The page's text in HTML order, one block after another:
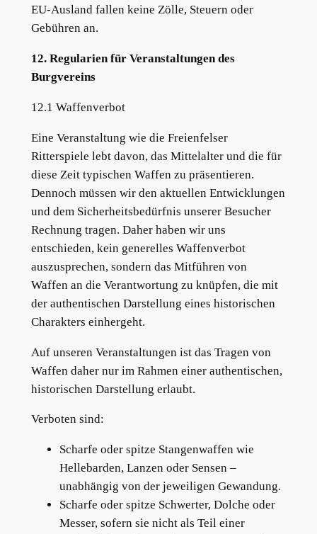
EU-Ausland fallen keine Zölle, Steuern oder
Gebühren an.
12. Regularien für Veranstaltungen des
Burgvereins
12.1 Waffenverbot
Eine Veranstaltung wie die Freienfelser
Ritterspiele lebt davon, das Mittelalter und die für
diese Zeit typischen Waffen zu präsentieren.
Dennoch müssen wir den aktuellen Entwicklungen
und dem Sicherheitsbedürfnis unserer Besucher
Rechnung tragen. Daher haben wir uns
entschieden, kein generelles Waffenverbot
auszusprechen, sondern das Mitführen von
Waffen an die Verantwortung zu knüpfen, die mit
der authentischen Darstellung eines historischen
Charakters einhergeht.
Auf unseren Veranstaltungen ist das Tragen von
Waffen daher nur im Rahmen einer authentischen,
historischen Darstellung erlaubt.
Verboten sind:
Scharfe oder spitze Stangenwaffen wie
Hellebarden, Lanzen oder Sensen –
unabhängig von der jeweiligen Gewandung.
Scharfe oder spitze Schwerter, Dolche oder
Messer, sofern sie nicht als Teil einer